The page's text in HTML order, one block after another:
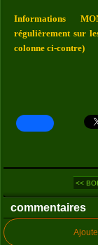
Informations
régulièrement sur
colonne ci-contre)
<<
commentaires